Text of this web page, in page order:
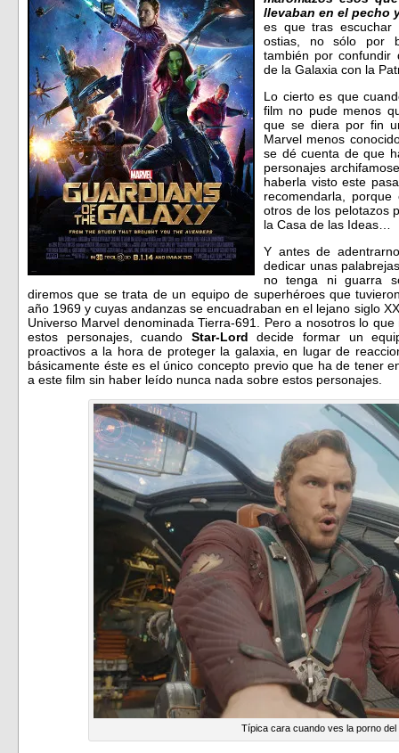
llevaban en el pecho
es que tras
ostias, no sólo por
también por confundir
de la Galaxia con la
Lo cierto es que
film no pude menos
que se diera por fin
Marvel menos
se dé cuenta de que
personajes
haberla visto este
recomendarla,
otros de los pelotazos
la Casa de las Ideas…
Y antes de
dedicar unas
no tenga ni guarra
diremos que se trata de un equipo de superhéroes que
año 1969 y cuyas andanzas se encuadraban en el lejano siglo
Universo Marvel denominada Tierra-691. Pero a nosotros lo
estos personajes, cuando Star-Lord decide formar un
proactivos a la hora de proteger la galaxia, en lugar de
básicamente éste es el único concepto previo que ha de tener
a este film sin haber leído nunca nada sobre estos personajes.
Típica cara cuando ves la porno del